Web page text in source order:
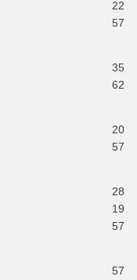
22
57
35
62
20
57
28
19
57
57